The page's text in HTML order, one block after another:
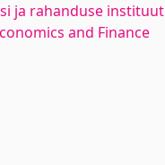
ja rahanduse instituut
and Finance